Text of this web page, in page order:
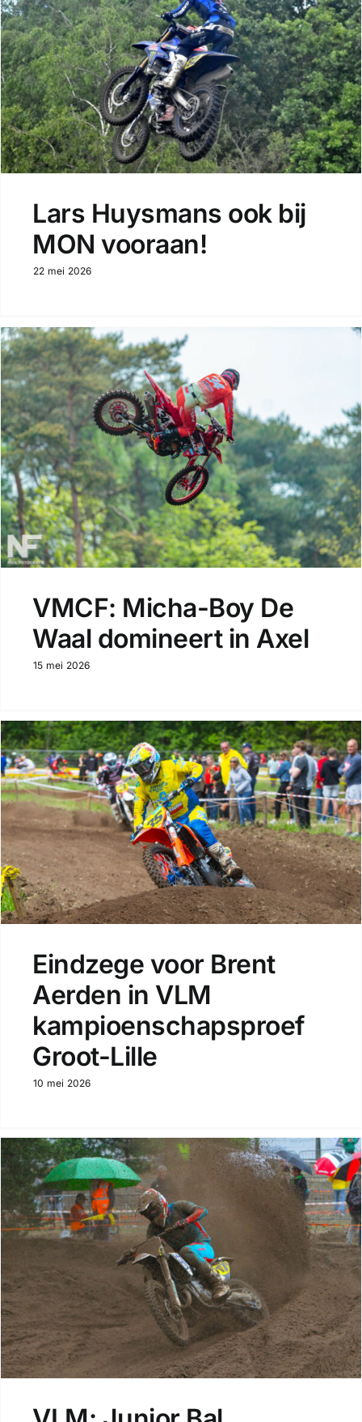
Lars Huysmans ook bij
MON vooraan!
22 mei 2026
VMCF: Micha-Boy De
Waal domineert in Axel
15 mei 2026
Eindzege voor Brent
Aerden in VLM
kampioenschapsproef
Groot-Lille
10 mei 2026